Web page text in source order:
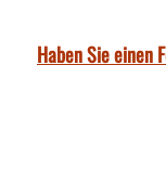
Haben Sie einen